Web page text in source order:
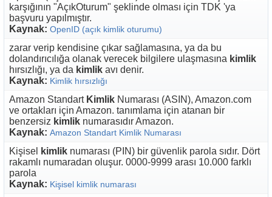
karşığının "AçıkOturum" şeklinde olması için TDK 'ya
başvuru yapılmıştır.
Kaynak: OpenID (açık kimlik oturumu)
zarar verip kendisine çıkar sağlamasına, ya da bu
dolandırıcılığa olanak verecek bilgilere ulaşmasına kimlik
hırsızlığı, ya da kimlik avı denir.
Kaynak: Kimlik hırsızlığı
Amazon Standart Kimlik Numarası (ASIN), Amazon.com
ve ortakları için Amazon. tanımlama için atanan bir
benzersiz kimlik numarasıdır Amazon.
Kaynak: Amazon Standart Kimlik Numarası
Kişisel kimlik numarası (PIN) bir güvenlik parola sıdır. Dört
rakamlı numaradan oluşur. 0000-9999 arası 10.000 farklı
parola
Kaynak: Kişisel kimlik numarası